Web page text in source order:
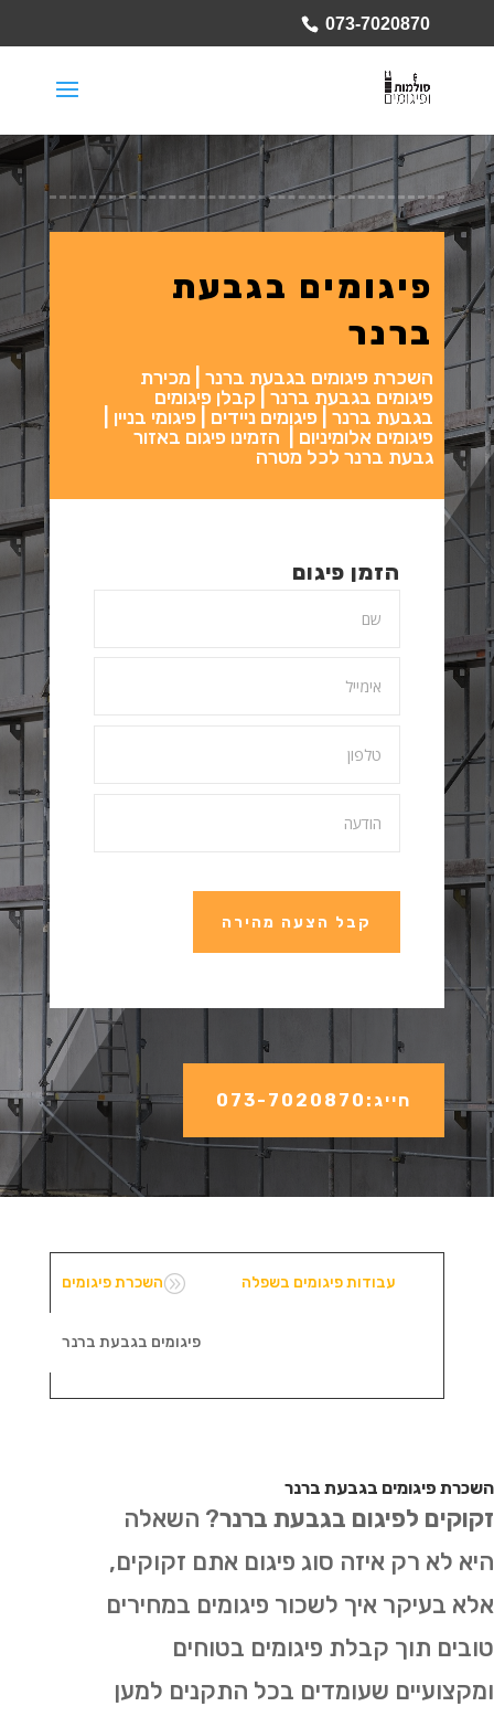
073-7020870
פיגומים בגבעת
ברנר
השכרת פיגומים בגבעת ברנר | מכירת
פיגומים בגבעת ברנר | קבלן פיגומים
בגבעת ברנר | פיגומים ניידים | פיגומי בניין |
פיגומים אלומיניום | הזמינו פיגום באזור
גבעת ברנר לכל מטרה
הזמן פיגום
קבל הצעה מהירה
חייג:073-7020870
Aהשכרת פיגומים עבודות פיגומים בשפלה
פיגומים בגבעת ברנר
השכרת פיגומים בגבעת ברנר
זקוקים לפיגום בגבעת ברנר? השאלה
היא לא רק איזה סוג פיגום אתם זקוקים,
אלא בעיקר איך לשכור פיגומים במחירים
טובים תוך קבלת פיגומים בטוחים
ומקצועיים שעומדים בכל התקנים למען